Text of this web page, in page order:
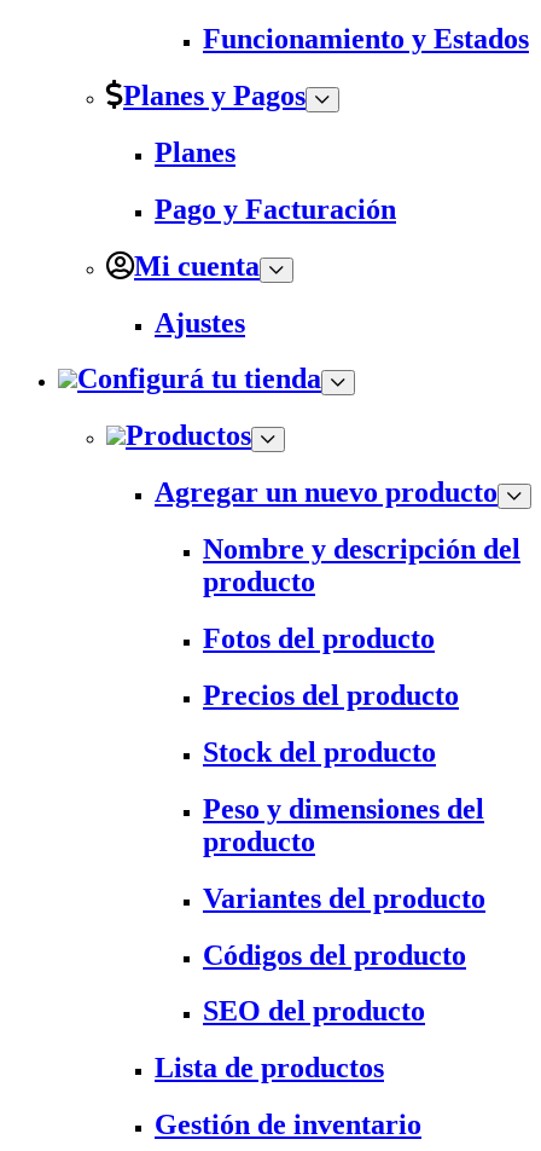
Funcionamiento y Estados
Planes y Pagos
Planes
Pago y Facturación
Mi cuenta
Ajustes
Configurá tu tienda
Productos
Agregar un nuevo producto
Nombre y descripción del
producto
Fotos del producto
Precios del producto
Stock del producto
Peso y dimensiones del
producto
Variantes del producto
Códigos del producto
SEO del producto
Lista de productos
Gestión de inventario